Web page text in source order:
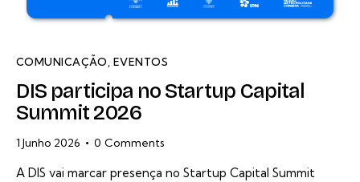
COMUNICAÇÃO EVENTOS
DIS participa no Startup Capital
Summit 2026
1 Junho 2026 0 Comments
A DIS vai marcar presença no Startup Capital Summit